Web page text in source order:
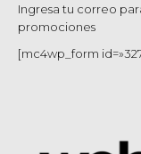
Ingresa tu correo
promociones
[mc4wp_form